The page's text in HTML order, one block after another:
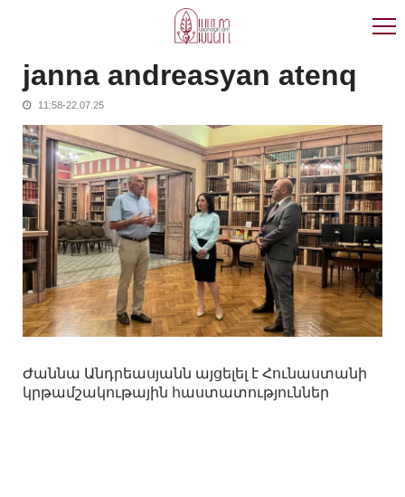
janna andreasyan atenq
11:58-22.07.25
Ժաննա Անդրեասյանն այցելել է Հունաստանի
կրթամշակութային հաստատություններ